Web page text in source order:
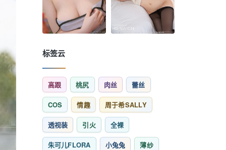
标签云
高跟 桃尻 肉丝 蕾丝
COS 情趣 周于希SALLY
透视装 引火 全裸
朱可儿FLORA 小兔兔 薄纱